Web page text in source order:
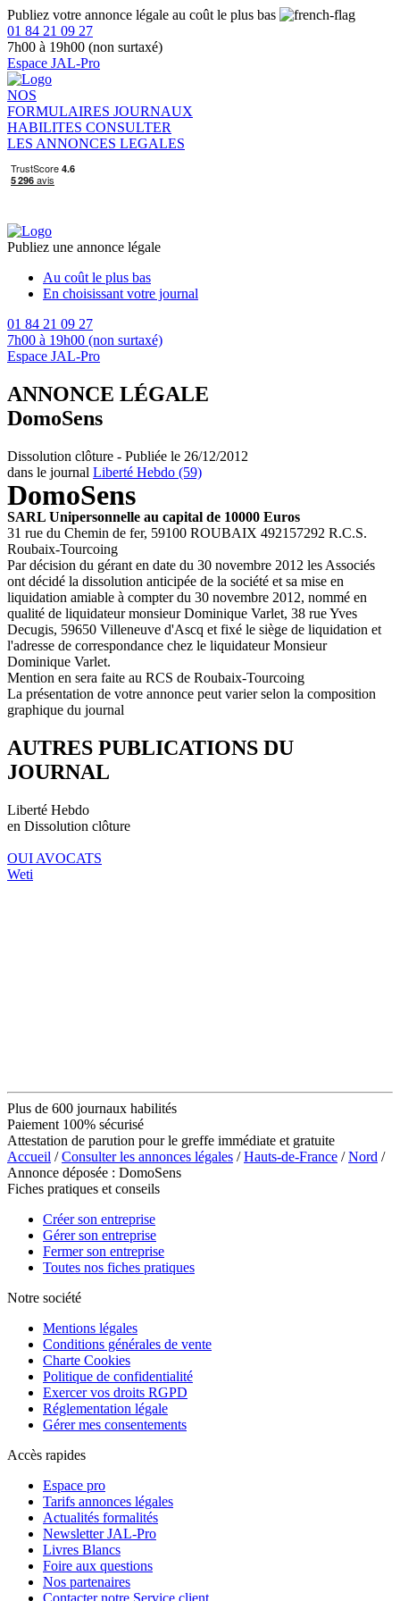
Publiez votre annonce légale au coût le plus bas
01 84 21 09 27
7h00 à 19h00 (non surtaxé)
Espace JAL-Pro
NOS
FORMULAIRES JOURNAUX
HABILITES CONSULTER
LES ANNONCES LEGALES
Publiez une annonce légale
Au coût le plus bas
En choisissant votre journal
01 84 21 09 27
7h00 à 19h00 (non surtaxé)
Espace JAL-Pro
ANNONCE LÉGALE
DomoSens
Dissolution clôture - Publiée le 26/12/2012
dans le journal Liberté Hebdo (59)
DomoSens
SARL Unipersonnelle au capital de 10000 Euros
31 rue du Chemin de fer, 59100 ROUBAIX 492157292 R.C.S.
Roubaix-Tourcoing
Par décision du gérant en date du 30 novembre 2012 les Associés
ont décidé la dissolution anticipée de la société et sa mise en
liquidation amiable à compter du 30 novembre 2012, nommé en
qualité de liquidateur monsieur Dominique Varlet, 38 rue Yves
Decugis, 59650 Villeneuve d'Ascq et fixé le siège de liquidation et
l'adresse de correspondance chez le liquidateur Monsieur
Dominique Varlet.
Mention en sera faite au RCS de Roubaix-Tourcoing
La présentation de votre annonce peut varier selon la composition
graphique du journal
AUTRES PUBLICATIONS DU
JOURNAL
Liberté Hebdo
en Dissolution clôture
OUI AVOCATS
Weti
Plus de 600 journaux habilités
Paiement 100% sécurisé
Attestation de parution pour le greffe immédiate et gratuite
Accueil /Consulter les annonces légales /Hauts-de-France /Nord /
Annonce déposée : DomoSens
Fiches pratiques et conseils
Créer son entreprise
Gérer son entreprise
Fermer son entreprise
Toutes nos fiches pratiques
Notre société
Mentions légales
Conditions générales de vente
Charte Cookies
Politique de confidentialité
Exercer vos droits RGPD
Réglementation légale
Gérer mes consentements
Accès rapides
Espace pro
Tarifs annonces légales
Actualités formalités
Newsletter JAL-Pro
Livres Blancs
Foire aux questions
Nos partenaires
Contacter notre Service client